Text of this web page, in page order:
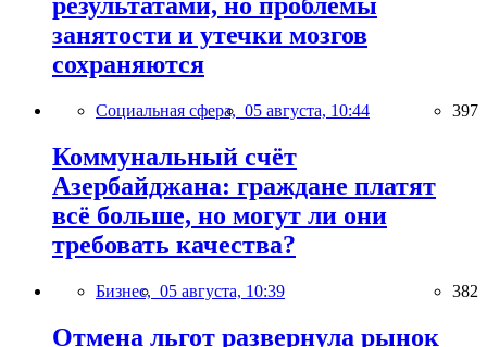
занятости и утечки мозгов
сохраняются
Социальная сфера, 05 августа, 10:44 397
Коммунальный счёт
Азербайджана: граждане платят
всё больше, но могут ли они
требовать качества?
Бизнес, 05 августа, 10:39 382
Отмена льгот развернула рынок